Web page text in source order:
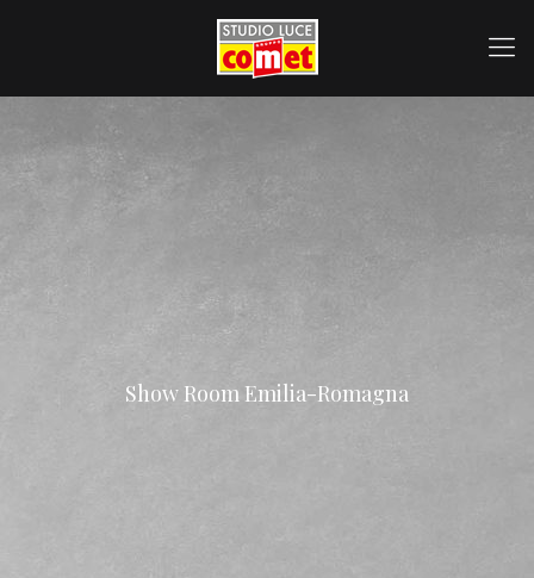
Show Room Emilia-Romagna